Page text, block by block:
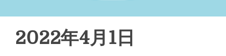
2022年4月1日